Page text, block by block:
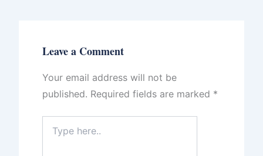
Leave a Comment
Your email address will not be
published. Required fields are marked *
here..